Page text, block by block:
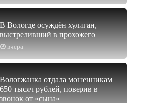
вчера
В Вологде осуждён хулиган,
выстреливший в прохожего
Вологжанка отдала мошенникам
650 тысяч рублей, поверив в
звонок от «сына»